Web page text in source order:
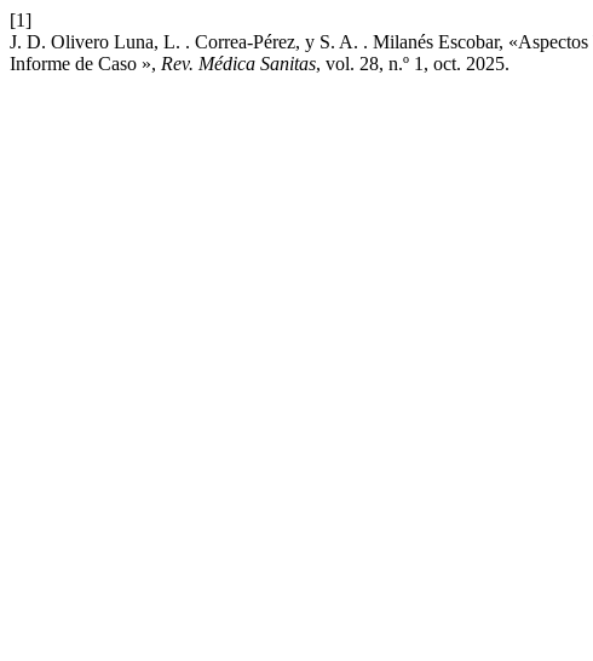
[1]
J. D. Olivero Luna, L. . Correa-Pérez, y S. A. . Milanés Escobar, «Aspectos
Informe de Caso », Rev. Médica Sanitas, vol. 28, n.º 1, oct. 2025.